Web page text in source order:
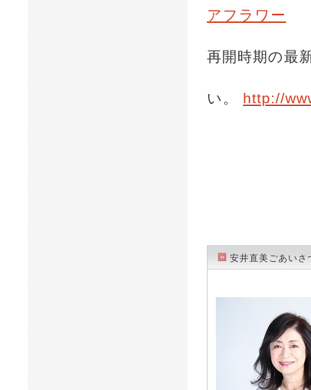
アフラワー
再開時期の最
い。 http://
安井直美ごあいさ